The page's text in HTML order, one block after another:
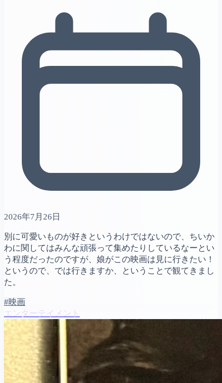
2026年7月26日
別に可愛いものが好きというわけではないので、ちいか
わに関してはみんな頑張って集めたりしているなーとい
う程度だったのですが、娘がこの映画は見に行きたい！
というので、では行きますか、ということで観てきまし
た。
#映画
エンターテイメント